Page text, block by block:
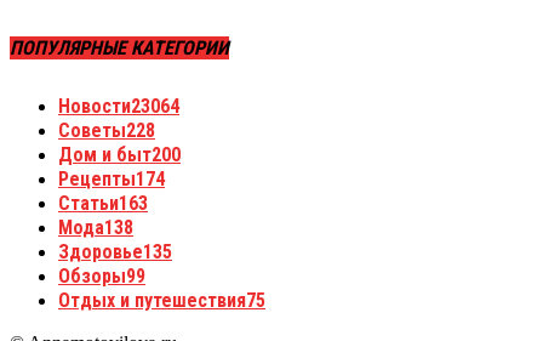
ПОПУЛЯРНЫЕ КАТЕГОРИИ
Новости23064
Советы228
Дом и быт200
Рецепты174
Статьи163
Мода138
Здоровье135
Обзоры99
Отдых и путешествия75